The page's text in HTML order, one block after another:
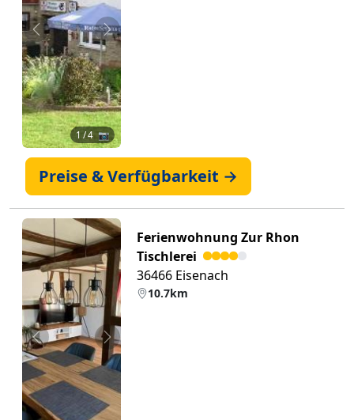
Zurück Weiter
1 / 4 📷
Preise & Verfügbarkeit →
Zurück Weiter
Ferienwohnung Zur Rhon
Tischlerei
36466 Eisenach
10.7km